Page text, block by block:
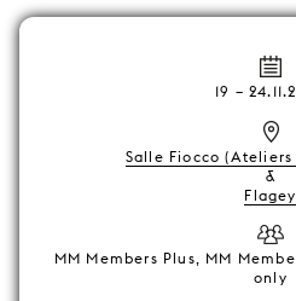
19 –
Salle Fiocco
&
Flagey
MM Members Plus, MM
only